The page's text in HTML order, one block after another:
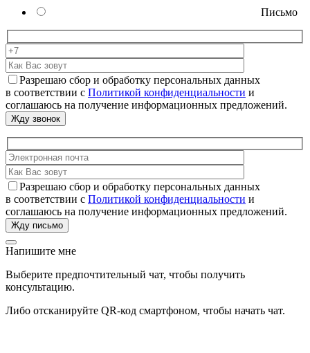
Письмо
Разрешаю сбор и обработку персональных данных
в соответствии с Политикой конфиденциальности и
соглашаюсь на получение информационных предложений.
Разрешаю сбор и обработку персональных данных
в соответствии с Политикой конфиденциальности и
соглашаюсь на получение информационных предложений.
Напишите мне
Выберите предпочтительный чат, чтобы получить
консультацию.
Либо отсканируйте QR-код смартфоном, чтобы начать чат.